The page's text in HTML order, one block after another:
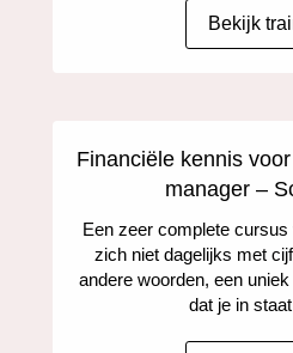
Bekijk
Financiële kennis
manager –
Een zeer complete
zich niet dagelijks met
andere woorden, een
dat je in